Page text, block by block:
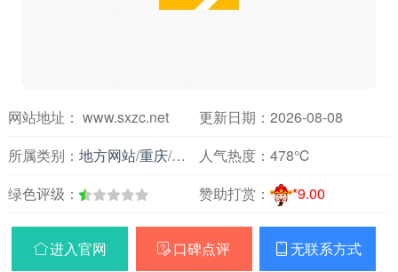
网站地址： www.sxzc.net
更新日期：2026-08-08
所属类别： 地方网站/重庆/各地 人气热度： 478℃
绿色评级：
赞助打赏： *9.00
进入官网  口碑点评  无联系方式